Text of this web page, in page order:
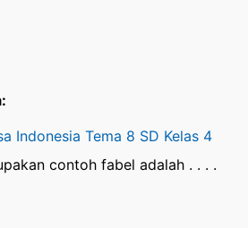
Indonesia Tema 8 SD Kelas 4
contoh fabel adalah . . . .